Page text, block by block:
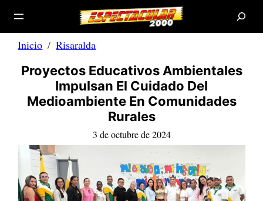
Saltar
contenido
a
Inicio Risaralda
Proyectos Educativos Ambientales
Impulsan El Cuidado Del
Medioambiente En Comunidades
Rurales
3 de octubre de 2024